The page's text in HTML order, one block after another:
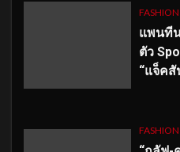
FASHION
แพนที
ตัว
“แจ็คสั
FASHION